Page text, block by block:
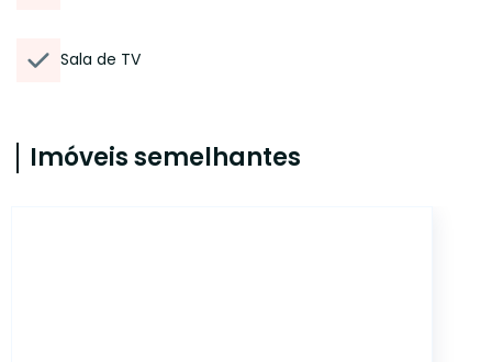
Sala de TV
Imóveis semelhantes